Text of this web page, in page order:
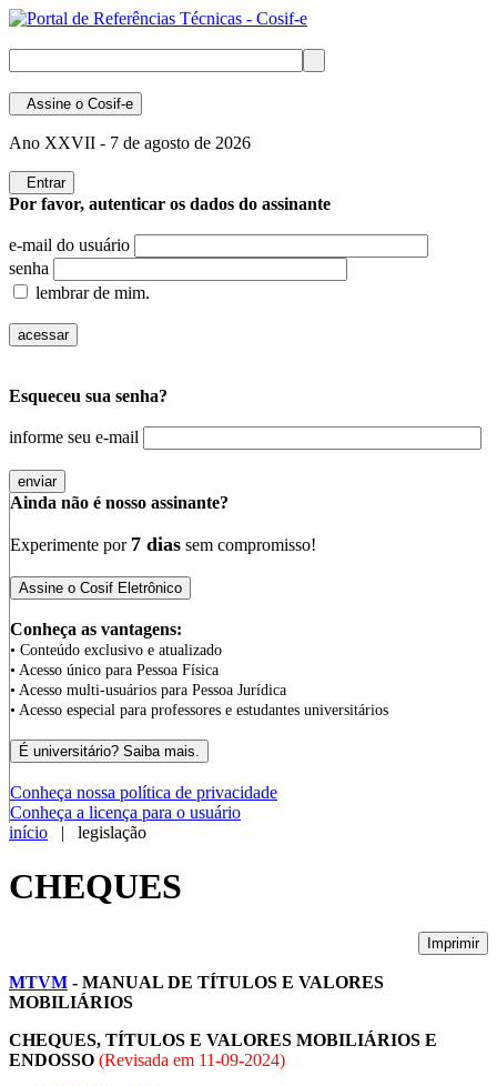
Assine o Cosif-e
Ano XXVII - 7 de agosto de 2026
Entrar
Por favor, autenticar os dados do assinante
e-mail do usuário
senha
lembrar de mim.
Esqueceu sua senha?
informe seu e-mail
Ainda não é nosso assinante?
Experimente por 7 dias sem compromisso!
Conheça as vantagens:
• Conteúdo exclusivo e atualizado
• Acesso único para Pessoa Física
• Acesso multi-usuários para Pessoa Jurídica
• Acesso especial para professores e estudantes universitários
Conheça nossa política de privacidade
Conheça a licença para o usuário
início | legislação
CHEQUES
Imprimir
MTVM - MANUAL DE TÍTULOS E VALORES
MOBILIÁRIOS
CHEQUES, TÍTULOS E VALORES MOBILIÁRIOS E
ENDOSSO (Revisada em 11-09-2024)